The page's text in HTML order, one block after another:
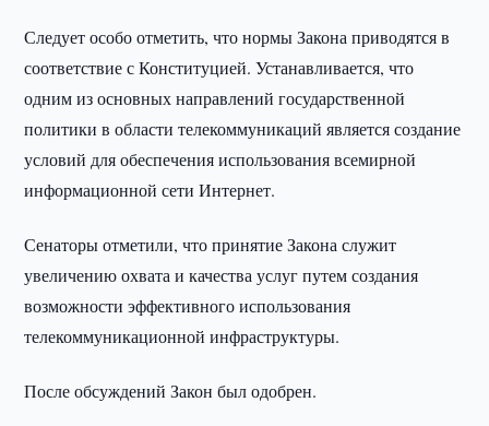
Следует особо отметить, что нормы Закона приводятся в
соответствие с Конституцией. Устанавливается, что
одним из основных направлений государственной
политики в области телекоммуникаций является создание
условий для обеспечения использования всемирной
информационной сети Интернет.
Сенаторы отметили, что принятие Закона служит
увеличению охвата и качества услуг путем создания
возможности эффективного использования
телекоммуникационной инфраструктуры.
После обсуждений Закон был одобрен.